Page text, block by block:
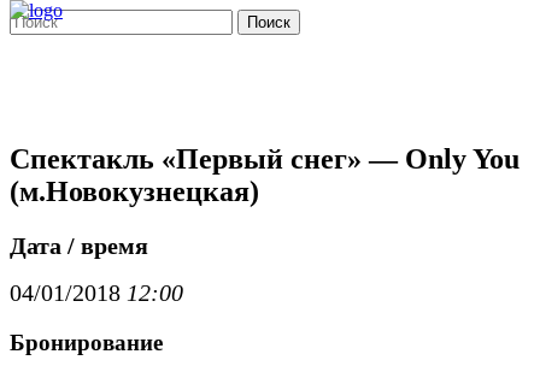
Поиск
Спектакль «Первый снег» — Only You
(м.Новокузнецкая)
Дата / время
04/01/2018 12:00
Бронирование